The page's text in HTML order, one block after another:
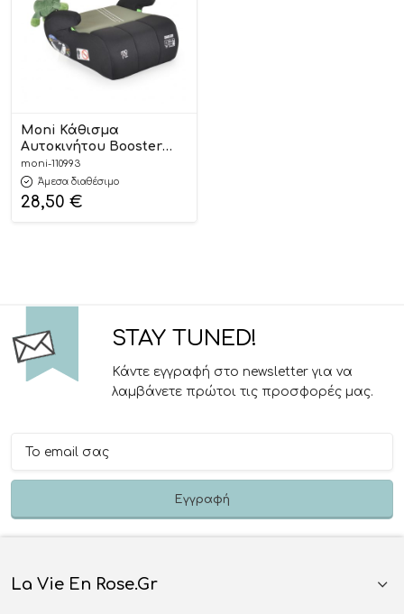
Moni Κάθισμα
Αυτοκινήτου Booster
Dakar Olive Green 125-
150cm 3801005151516
moni-110993
Άμεσα διαθέσιμο
28,50 €
STAY TUNED!
Κάντε εγγραφή στο newsletter για να
λαμβάνετε πρώτοι τις προσφορές μας.
La Vie En Rose.gr